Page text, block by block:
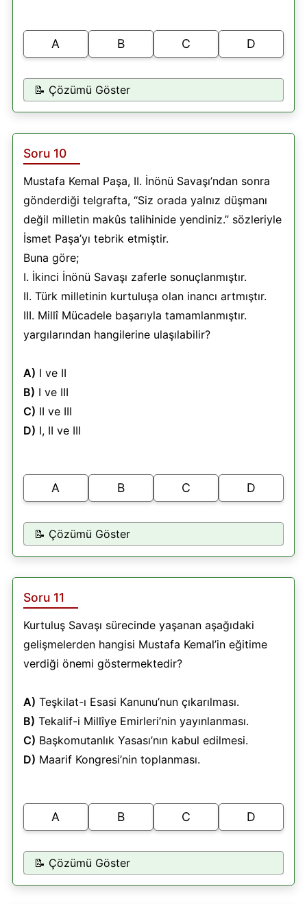
A B C D
📝 Çözümü Göster
Soru 10
Mustafa Kemal Paşa, II. İnönü Savaşı’ndan sonra
gönderdiği telgrafta, “Siz orada yalnız düşmanı
değil milletin makûs talihinide yendiniz.” sözleriyle
İsmet Paşa’yı tebrik etmiştir.
Buna göre;
I. İkinci İnönü Savaşı zaferle sonuçlanmıştır.
II. Türk milletinin kurtuluşa olan inancı artmıştır.
III. Millî Mücadele başarıyla tamamlanmıştır.
yargılarından hangilerine ulaşılabilir?
A) I ve II
B) I ve III
C) II ve III
D) I, II ve III
A B C D
📝 Çözümü Göster
Soru 11
Kurtuluş Savaşı sürecinde yaşanan aşağıdaki
gelişmelerden hangisi Mustafa Kemal’in eğitime
verdiği önemi göstermektedir?
A) Teşkilat-ı Esasi Kanunu’nun çıkarılması.
B) Tekalif-i Millîye Emirleri’nin yayınlanması.
C) Başkomutanlık Yasası’nın kabul edilmesi.
D) Maarif Kongresi’nin toplanması.
A B C D
📝 Çözümü Göster